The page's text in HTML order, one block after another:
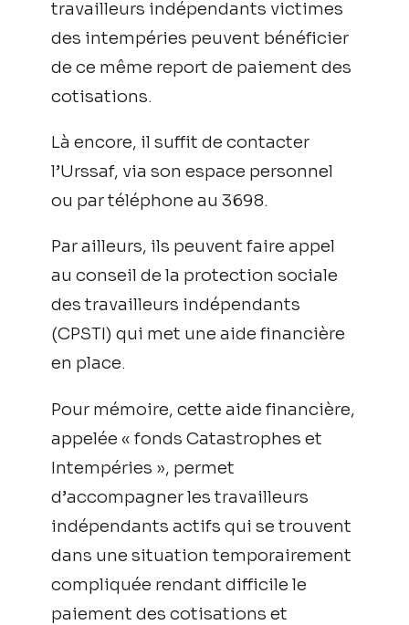
travailleurs indépendants victimes
des intempéries peuvent bénéficier
de ce même report de paiement des
cotisations.
Là encore, il suffit de contacter
l’Urssaf, via son espace personnel
ou par téléphone au 3698.
Par ailleurs, ils peuvent faire appel
au conseil de la protection sociale
des travailleurs indépendants
(CPSTI) qui met une aide financière
en place.
Pour mémoire, cette aide financière,
appelée « fonds Catastrophes et
Intempéries », permet
d’accompagner les travailleurs
indépendants actifs qui se trouvent
dans une situation temporairement
compliquée rendant difficile le
paiement des cotisations et